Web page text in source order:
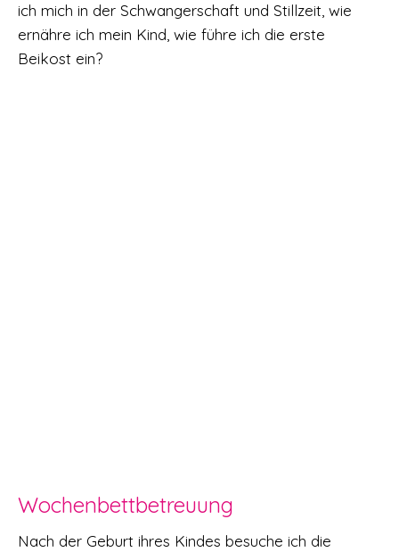
ich mich in der Schwangerschaft und Stillzeit, wie
ernähre ich mein Kind, wie führe ich die erste
Beikost ein?
Wochenbettbetreuung
Nach der Geburt ihres Kindes besuche ich die